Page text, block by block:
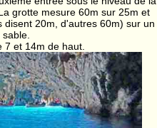
grotte mesure 60m sur 25m et
20m, d'autres 60m) sur un
sable.
7 et 14m de haut.